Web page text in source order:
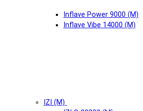
Inflave Power 9000 (М)
Inflave Vibe 14000 (М)
IZI (М)